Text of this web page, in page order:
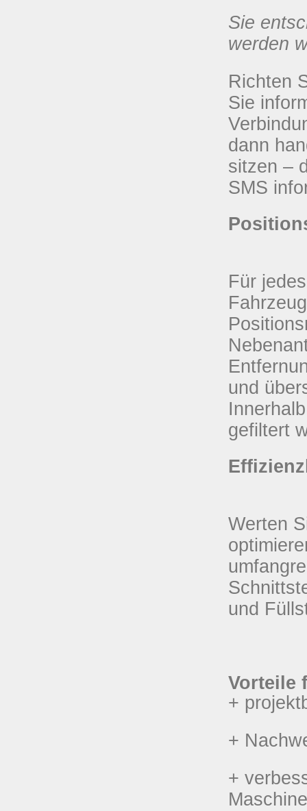
Sie
werden
Richten
Sie
dann
sitzen –
SMS
Für
und
gefiltert
Werten
und
Vorteile
+
+
+